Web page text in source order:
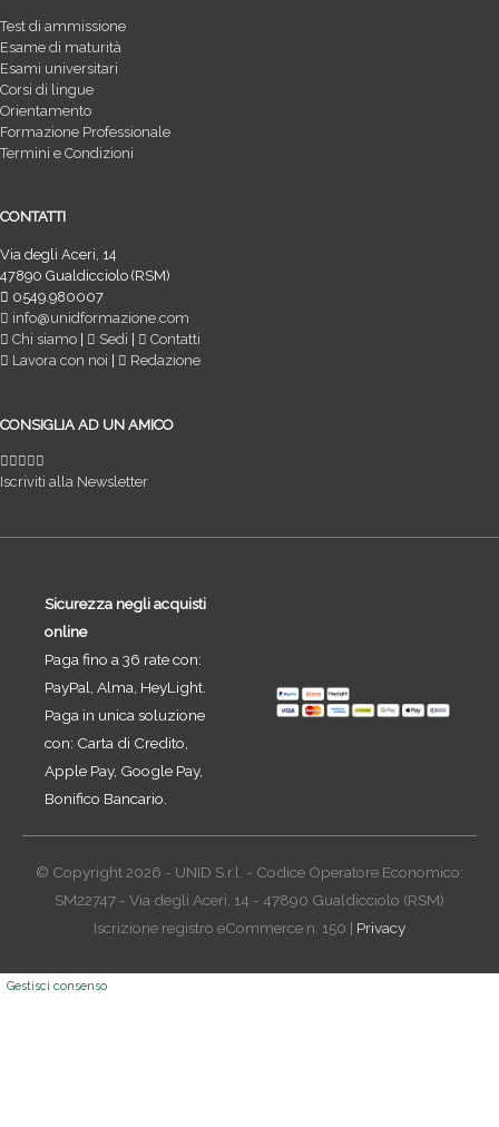
Test di ammissione
Esame di maturità
Esami universitari
Corsi di lingue
Orientamento
Formazione Professionale
Termini e Condizioni
CONTATTI
Via degli Aceri, 14
47890 Gualdicciolo (RSM)
0549.980007
info@unidformazione.com
Chi siamo
Sedi
Contatti
Lavora con noi
Redazione
CONSIGLIA AD UN AMICO
Iscriviti alla Newsletter
Sicurezza negli acquisti
online
Paga fino a 36 rate con:
PayPal, Alma, HeyLight.
Paga in unica soluzione
con: Carta di Credito,
Apple Pay, Google Pay,
Bonifico Bancario.
© Copyright 2026 - UNID S.r.l. - Codice Operatore Economico:
SM22747 - Via degli Aceri, 14 - 47890 Gualdicciolo (RSM)
Iscrizione registro eCommerce n. 150 | Privacy
Gestisci consenso